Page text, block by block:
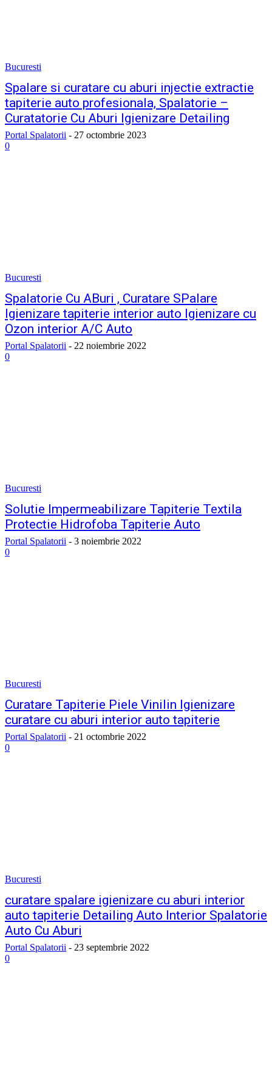
Bucuresti
Spalare si curatare cu aburi injectie extractie
tapiterie auto profesionala, Spalatorie –
Curatatorie Cu Aburi Igienizare Detailing
Portal Spalatorii - 27 octombrie 2023
0
Bucuresti
Spalatorie Cu ABuri , Curatare SPalare
Igienizare tapiterie interior auto Igienizare cu
Ozon interior A/C Auto
Portal Spalatorii - 22 noiembrie 2022
0
Bucuresti
Solutie Impermeabilizare Tapiterie Textila
Protectie Hidrofoba Tapiterie Auto
Portal Spalatorii - 3 noiembrie 2022
0
Bucuresti
Curatare Tapiterie Piele Vinilin Igienizare
curatare cu aburi interior auto tapiterie
Portal Spalatorii - 21 octombrie 2022
0
Bucuresti
curatare spalare igienizare cu aburi interior
auto tapiterie Detailing Auto Interior Spalatorie
Auto Cu Aburi
Portal Spalatorii - 23 septembrie 2022
0